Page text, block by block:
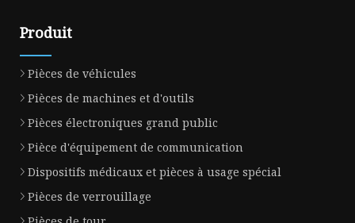
Produit
Pièces de véhicules
Pièces de machines et d'outils
Pièces électroniques grand public
Pièce d'équipement de communication
Dispositifs médicaux et pièces à usage spécial
Pièces de verrouillage